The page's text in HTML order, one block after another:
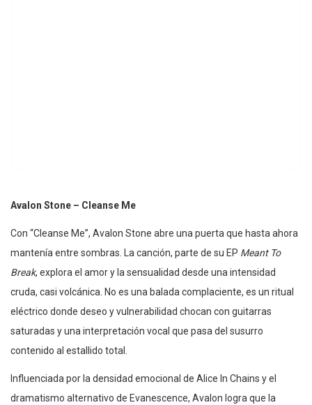
Avalon Stone – Cleanse Me
Con “Cleanse Me”, Avalon Stone abre una puerta que hasta ahora
mantenía entre sombras. La canción, parte de su EP Meant To
Break, explora el amor y la sensualidad desde una intensidad
cruda, casi volcánica. No es una balada complaciente, es un ritual
eléctrico donde deseo y vulnerabilidad chocan con guitarras
saturadas y una interpretación vocal que pasa del susurro
contenido al estallido total.
Influenciada por la densidad emocional de Alice In Chains y el
dramatismo alternativo de Evanescence, Avalon logra que la